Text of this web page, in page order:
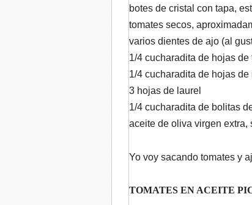
botes de cristal con tapa,
tomates secos,
varios dientes de ajo (al
1/4 cucharadita de hojas de
1/4 cucharadita de hojas de
3 hojas de laurel
1/4 cucharadita de bolitas
aceite de oliva virgen
Yo voy sacando tomates y
TOMATES EN ACEITE